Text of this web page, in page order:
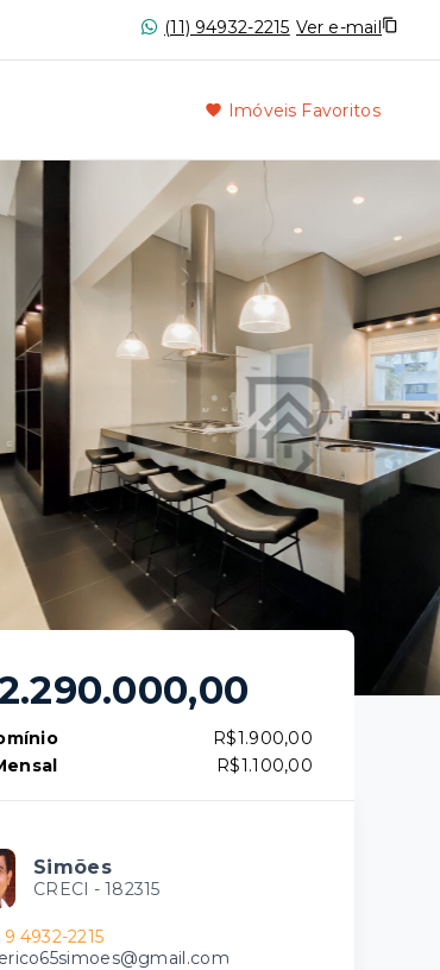
(11) 94932-2215 Ver e-mail
Imóveis Favoritos
R$1.900,00
R$1.100,00
Simões
CRECI - 182315
9 4932-2215